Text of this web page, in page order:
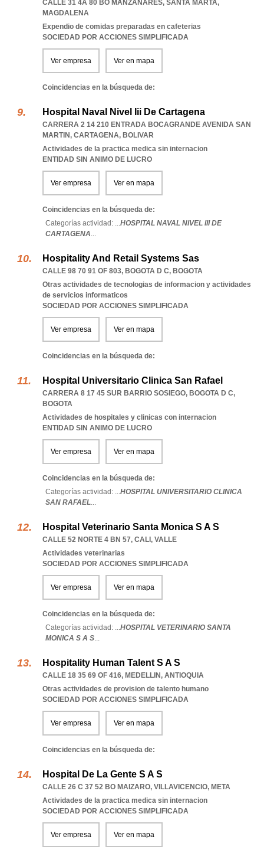
CALLE 31 4A 80 BO MANZANARES, SANTA MARTA,
MAGDALENA
Expendio de comidas preparadas en cafeterias
SOCIEDAD POR ACCIONES SIMPLIFICADA
Ver empresa Ver en mapa
Coincidencias en la búsqueda de:
Hospital Naval Nivel Iii De Cartagena
CARRERA 2 14 210 ENTRADA BOCAGRANDE AVENIDA SAN
MARTIN, CARTAGENA, BOLIVAR
Actividades de la practica medica sin internacion
ENTIDAD SIN ANIMO DE LUCRO
Ver empresa Ver en mapa
Coincidencias en la búsqueda de:
Categorías actividad: ...HOSPITAL NAVAL NIVEL III DE
CARTAGENA...
Hospitality And Retail Systems Sas
CALLE 98 70 91 OF 803, BOGOTA D C, BOGOTA
Otras actividades de tecnologias de informacion y actividades
de servicios informaticos
SOCIEDAD POR ACCIONES SIMPLIFICADA
Ver empresa Ver en mapa
Coincidencias en la búsqueda de:
Hospital Universitario Clinica San Rafael
CARRERA 8 17 45 SUR BARRIO SOSIEGO, BOGOTA D C,
BOGOTA
Actividades de hospitales y clinicas con internacion
ENTIDAD SIN ANIMO DE LUCRO
Ver empresa Ver en mapa
Coincidencias en la búsqueda de:
Categorías actividad: ...HOSPITAL UNIVERSITARIO CLINICA
SAN RAFAEL...
Hospital Veterinario Santa Monica S A S
CALLE 52 NORTE 4 BN 57, CALI , VALLE
Actividades veterinarias
SOCIEDAD POR ACCIONES SIMPLIFICADA
Ver empresa Ver en mapa
Coincidencias en la búsqueda de:
Categorías actividad: ...HOSPITAL VETERINARIO SANTA
MONICA S A S...
Hospitality Human Talent S A S
CALLE 18 35 69 OF 416, MEDELLIN, ANTIOQUIA
Otras actividades de provision de talento humano
SOCIEDAD POR ACCIONES SIMPLIFICADA
Ver empresa Ver en mapa
Coincidencias en la búsqueda de:
Hospital De La Gente S A S
CALLE 26 C 37 52 BO MAIZARO, VILLAVICENCIO, META
Actividades de la practica medica sin internacion
SOCIEDAD POR ACCIONES SIMPLIFICADA
Ver empresa Ver en mapa